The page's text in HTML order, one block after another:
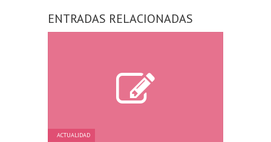
ENTRADAS RELACIONADAS
ACTUALIDAD